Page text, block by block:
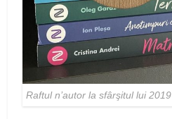
Raftul n’autor la sfârşitul lui 2019